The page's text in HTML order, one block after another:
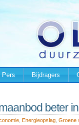
Pers Bijdragers
beter
Energieopslag Groene